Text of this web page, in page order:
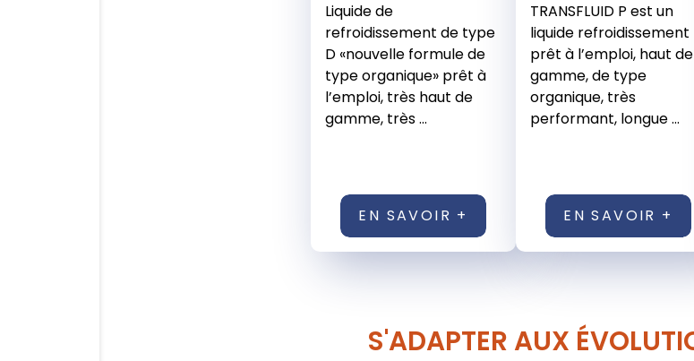
Liquide de
refroidissement de type
D «nouvelle formule de
type organique» prêt à
l’emploi, très haut de
gamme, très ...
EN SAVOIR +
TRANSFLUID P est un
liquide refroidissement
prêt à l’emploi, haut de
gamme, de type
organique, très
performant, longue ...
EN SAVOIR +
S'ADAPTER AUX